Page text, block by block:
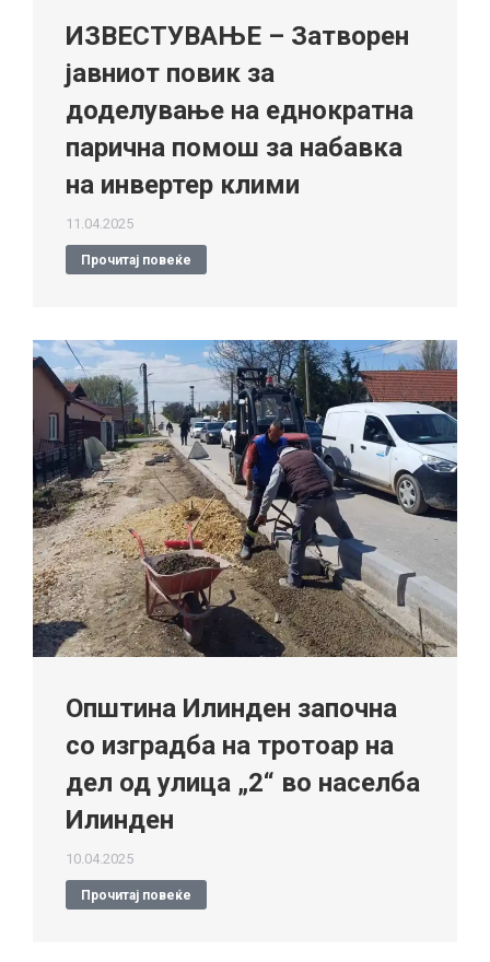
ИЗВЕСТУВАЊЕ – Затворен
јавниот повик за
доделување на еднократна
парична помош за набавка
на инвертер клими
11.04.2025
Прочитај повеќе
Општина Илинден започна
со изградба на тротоар на
дел од улица „2“ во населба
Илинден
10.04.2025
Прочитај повеќе